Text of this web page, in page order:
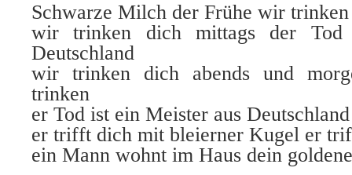
Schwarze Milch der Frühe wir
wir trinken dich mittags der
Deutschland
wir trinken dich abends und
trinken
er Tod ist ein Meister aus
er trifft dich mit bleierner Kugel er
ein Mann wohnt im Haus dein